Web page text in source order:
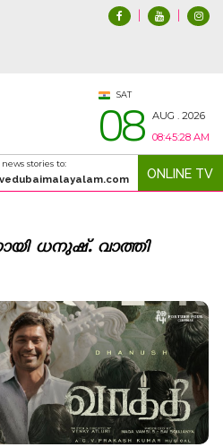
| |
SAT
08
AUG . 2026
08:45:30 AM
stories to:
ONLINE TV
ധനുഷ്. വാത്തി